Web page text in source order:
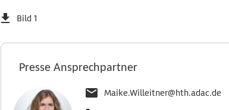
Bild 1
Presse Ansprechpartner
Maike.Willeitner@hth.adac.de